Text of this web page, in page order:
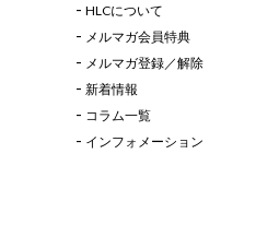
HLCについて
メルマガ会員特典
メルマガ登録／解除
新着情報
コラム一覧
インフォメーション